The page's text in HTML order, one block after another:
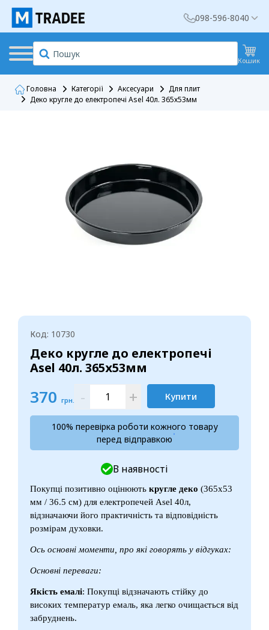
098-596-8040
Кошик
Головна Категорії Аксесуари
Для плит
Деко кругле до електропечі Asel 40л. 365х53мм
Код: 10730
Деко кругле до електропечі
Asel 40л. 365х53мм
370 грн. - + Купити
100% перевірка роботи кожного товару
перед відправкою
В наявності
Покупці позитивно оцінюють кругле деко (365х53
мм / 36.5 см) для електропечей Asel 40л,
відзначаючи його практичність та відповідність
розмірам духовки.
Ось основні моменти, про які говорять у відгуках:
Основні переваги:
Якість емалі: Покупці відзначають стійку до
високих температур емаль, яка легко очищається від
забруднень.